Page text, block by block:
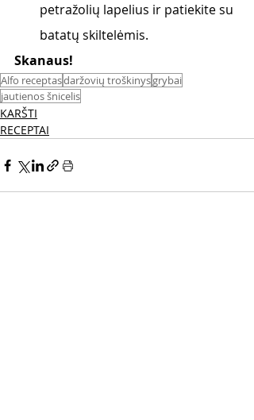
petražolių lapelius ir patiekite su
batatų skiltelėmis.
Skanaus!
Alfo receptasdaržovių troškinysgrybai
jautienos šnicelis
KARŠTI
RECEPTAI